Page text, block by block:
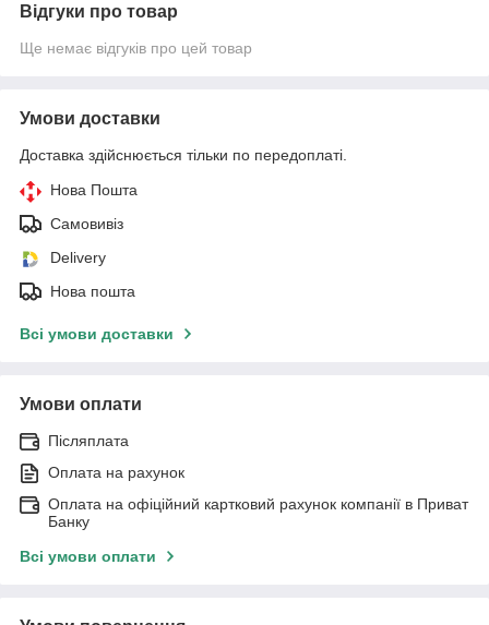
Відгуки про товар
Ще немає відгуків про цей товар
Умови доставки
Доставка здійснюється тільки по передоплаті.
Нова Пошта
Самовивіз
Delivery
Нова пошта
Всі умови доставки
Умови оплати
Післяплата
Оплата на рахунок
Оплата на офіційний картковий рахунок компанії в Приват
Банку
Всі умови оплати